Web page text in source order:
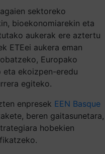
sektoreko
bioekonomiarekin eta
aukerak ere aztertu
ETEei aukera eman
Europako
eta ekoizpen-eredu
egiteko.
enpresek EEN Basque
beren gaitasunetara,
hobekien